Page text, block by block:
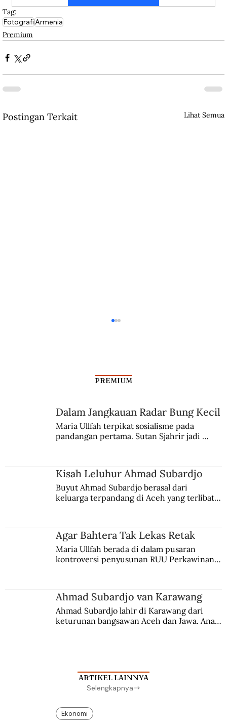
Tag:
FotografiArmenia
Premium
Postingan Terkait Lihat Semua
Kisah Leluhur Ahmad Subardjo
PREMIUM
Dalam Jangkauan Radar Bung Kecil
Maria Ullfah terpikat sosialisme pada
pandangan pertama. Sutan Sjahrir jadi
Kisah Leluhur Ahmad Subardjo
Buyut Ahmad Subardjo berasal dari
keluarga terpandang di Aceh yang terlibat
Agar Bahtera Tak Lekas Retak
Maria Ullfah berada di dalam pusaran
kontroversi penyusunan RUU Perkawinan.
Ahmad Subardjo van Karawang
Ahmad Subardjo lahir di Karawang dari
keturunan bangsawan Aceh dan Jawa. Anak
ARTIKEL LAINNYA
Selengkapnya
Ekonomi